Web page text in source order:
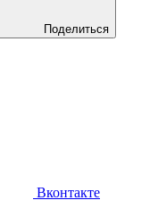
Поделиться
Вконтакте